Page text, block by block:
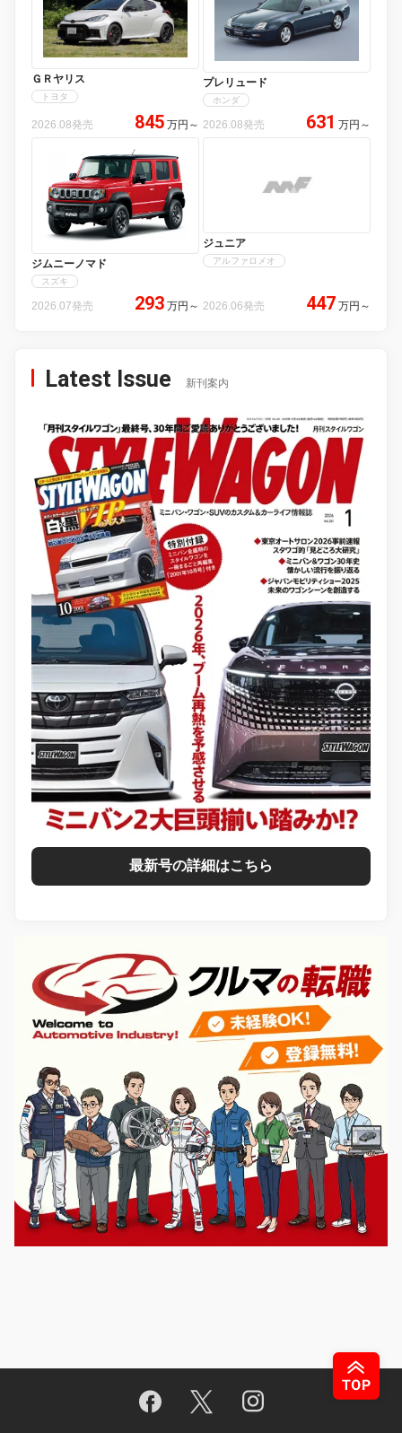
ＧＲヤリス
トヨタ
2026.08発売 845 万円 ～
プレリュード
ホンダ
2026.08発売 631 万円 ～
ジムニーノマド
スズキ
2026.07発売 293 万円 ～
ジュニア
アルファロメオ
2026.06発売 447 万円 ～
Latest Issue 新刊案内
最新号の詳細はこちら